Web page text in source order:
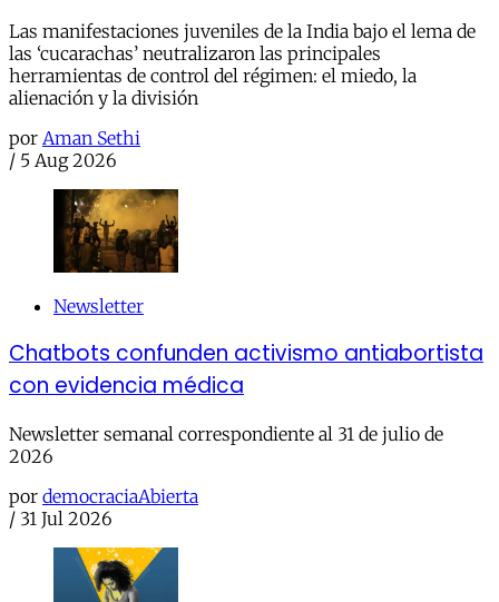
Las manifestaciones juveniles de la India bajo el lema de
las ‘cucarachas’ neutralizaron las principales
herramientas de control del régimen: el miedo, la
alienación y la división
por Aman Sethi
/ 5 Aug 2026
Newsletter
Chatbots confunden activismo antiabortista
con evidencia médica
Newsletter semanal correspondiente al 31 de julio de
2026
por democraciaAbierta
/ 31 Jul 2026